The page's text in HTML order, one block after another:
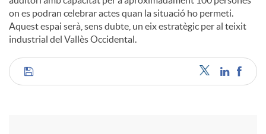
on es podran celebrar actes quan la situació ho permeti.
Aquest espai serà, sens dubte, un eix estratègic per al teixit
industrial del Vallès Occidental.
C